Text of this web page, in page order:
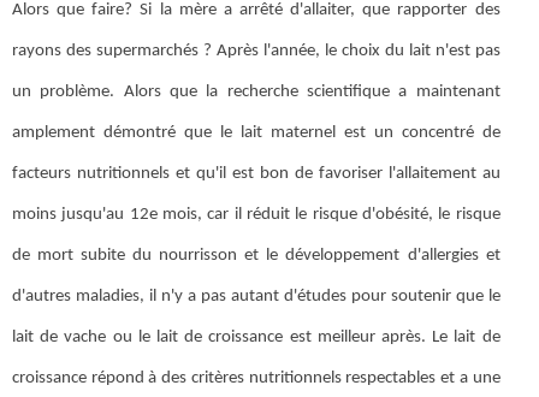
Alors que faire? Si la mère a arrêté d'allaiter, que rapporter des
rayons des supermarchés ? Après l'année, le choix du lait n'est pas
un problème. Alors que la recherche scientifique a maintenant
amplement démontré que le lait maternel est un concentré de
facteurs nutritionnels et qu'il est bon de favoriser l'allaitement au
moins jusqu'au 12e mois, car il réduit le risque d'obésité, le risque
de mort subite du nourrisson et le développement d'allergies et
d'autres maladies, il n'y a pas autant d'études pour soutenir que le
lait de vache ou le lait de croissance est meilleur après. Le lait de
croissance répond à des critères nutritionnels respectables et a une